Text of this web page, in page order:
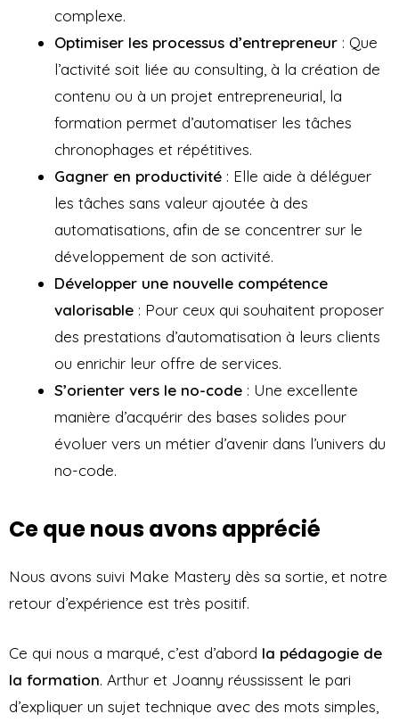
complexe.
Optimiser les processus d’entrepreneur : Que
l’activité soit liée au consulting, à la création de
contenu ou à un projet entrepreneurial, la
formation permet d’automatiser les tâches
chronophages et répétitives.
Gagner en productivité : Elle aide à déléguer
les tâches sans valeur ajoutée à des
automatisations, afin de se concentrer sur le
développement de son activité.
Développer une nouvelle compétence
valorisable : Pour ceux qui souhaitent proposer
des prestations d’automatisation à leurs clients
ou enrichir leur offre de services.
S’orienter vers le no-code : Une excellente
manière d’acquérir des bases solides pour
évoluer vers un métier d’avenir dans l’univers du
no-code.
Ce que nous avons apprécié
Nous avons suivi Make Mastery dès sa sortie, et notre
retour d’expérience est très positif.
Ce qui nous a marqué, c’est d’abord la pédagogie de
la formation. Arthur et Joanny réussissent le pari
d’expliquer un sujet technique avec des mots simples,